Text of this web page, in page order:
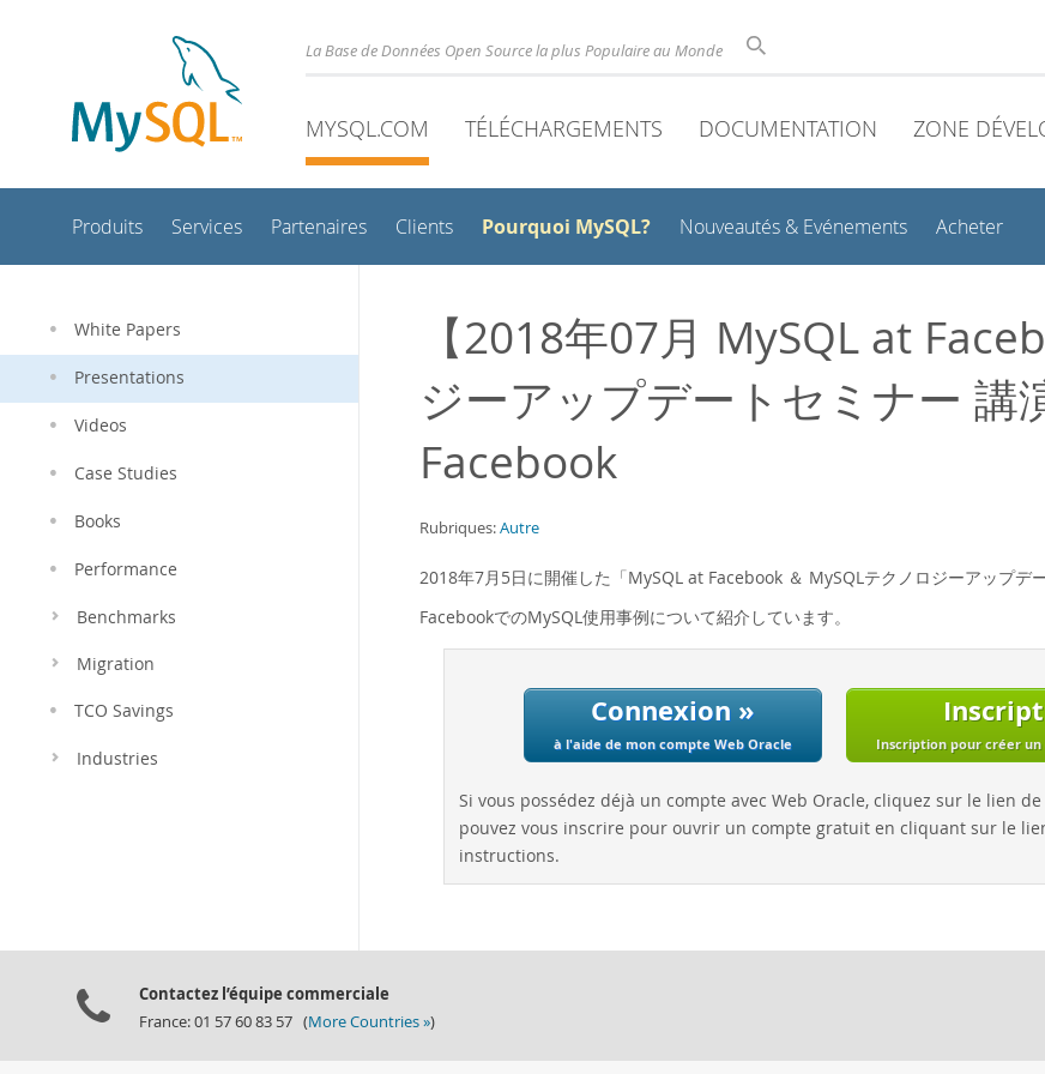
La Base de Données Open Source la plus Populaire au Monde
MYSQL.COM TÉLÉCHARGEMENTS DOCUMENTATION ZONE
Produits Services Partenaires Clients Pourquoi MySQL? Nouveautés & Evénements Acheter
White Papers
Presentations
Videos
Case Studies
Books
Performance
Benchmarks
Migration
TCO Savings
Industries
【2018年07月 MySQL at
ジーアップデートセミナー 講
Facebook
Rubriques:Autre
2018年7月5日に開催した「MySQL at Facebook ＆ MySQLテクノロジーアップデ
FacebookでのMySQL使用事例について紹介しています。
Connexion »
à l'aide de mon compte Web Oracle Inscription pour créer
Si vous possédez déjà un compte avec Web Oracle, cliquez sur le lien
pouvez vous inscrire pour ouvrir un compte gratuit en cliquant sur le
instructions.
Contactez l’équipe commerciale
France: 01 57 60 83 57 (More Countries »)